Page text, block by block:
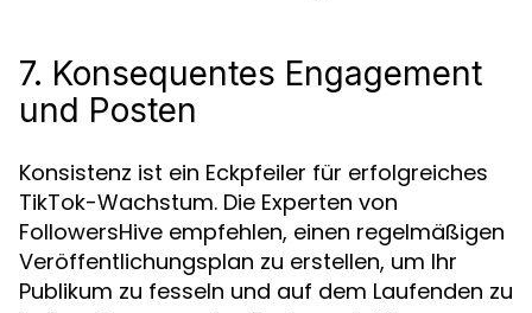
7. Konsequentes Engagement
und Posten
Konsistenz ist ein Eckpfeiler für erfolgreiches
TikTok-Wachstum. Die Experten von
FollowersHive empfehlen, einen regelmäßigen
Veröffentlichungsplan zu erstellen, um Ihr
Publikum zu fesseln und auf dem Laufenden zu